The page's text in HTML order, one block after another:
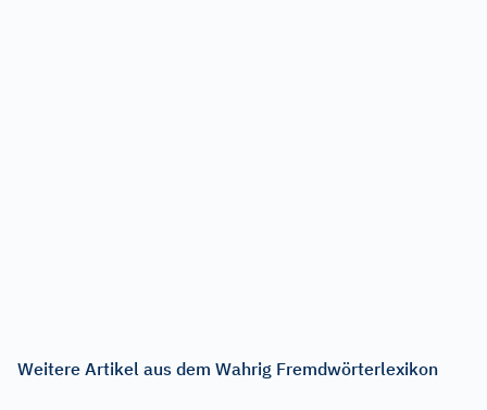
Weitere Artikel aus dem Wahrig Fremdwörterlexikon